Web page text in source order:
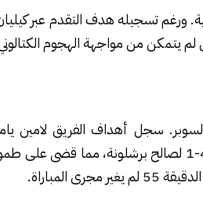
تسجيله هدف التقدم عبر كيليان
يتمكن من مواجهة الهجوم
لقب كأس السوبر. سجل أهداف الفريق لامين
ليفاندوفسكي، رافينيا وأليخاندرو بالدي، لينتهي الشوط الأول بنتيجة 4-1 لصالح